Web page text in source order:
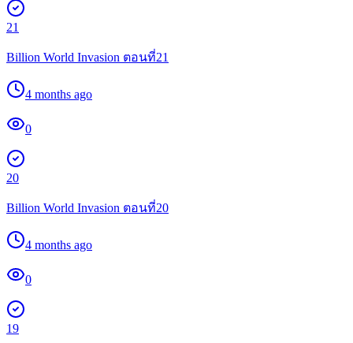
21
Billion World Invasion ตอนที่21
4 months ago
0
20
Billion World Invasion ตอนที่20
4 months ago
0
19